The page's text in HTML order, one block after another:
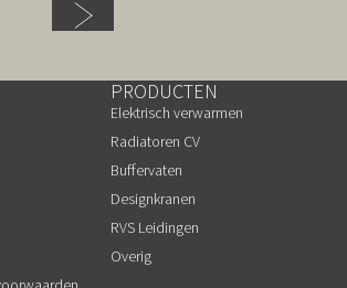
PRODUCTEN
Elektrisch verwarmen
Radiatoren CV
Buffervaten
Designkranen
RVS Leidingen
Overig